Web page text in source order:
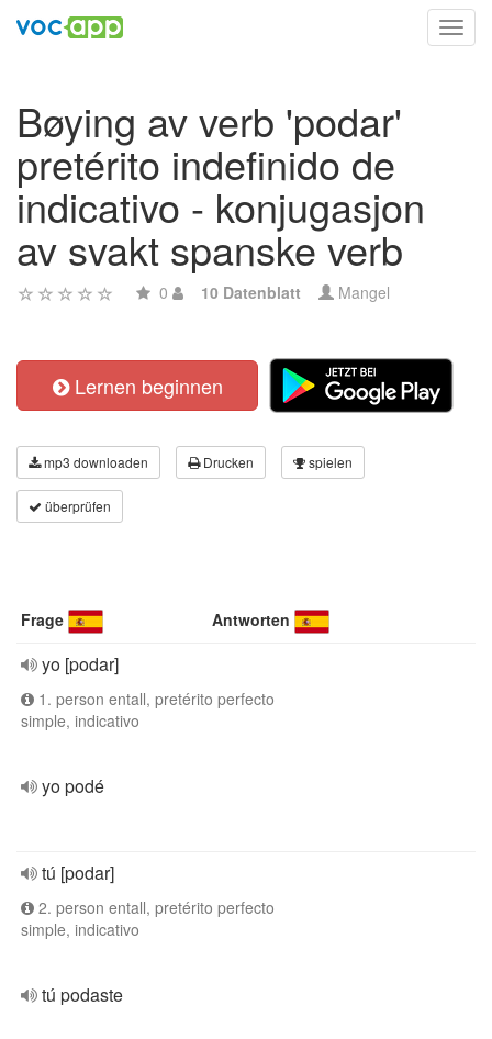
Bøying av verb 'podar'
pretérito indefinido de
indicativo - konjugasjon
av svakt spanske verb
0 10 Datenblatt Mangel
Lernen beginnen
mp3 downloaden Drucken spielen
überprüfen
Frage Antworten
yo [podar]
1. person entall, pretérito perfecto
simple, indicativo
yo podé
tú [podar]
2. person entall, pretérito perfecto
simple, indicativo
tú podaste